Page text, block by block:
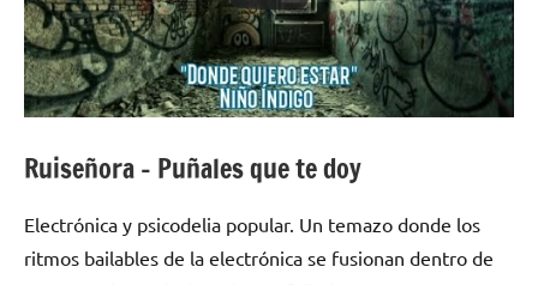
Ruiseñora – Puñales que te doy
Electrónica y psicodelia popular. Un temazo donde los
ritmos bailables de la electrónica se fusionan dentro de